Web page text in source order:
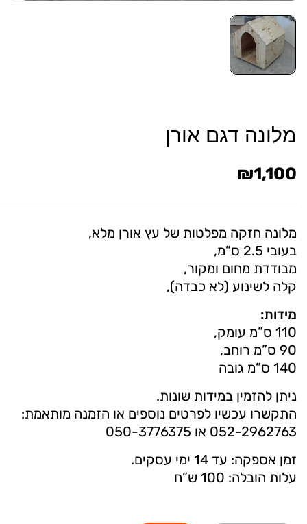
מלונה דגם אורן
₪1,100
מלונה חזקה מפלטות של עץ אורן מלא,
בעובי 2.5 ס”מ,
מבודדת מחום ומקור,
קלה לשינוע (לא כבדה),
מידות:
110 ס”מ עומק,
90 ס”מ רוחב,
140 ס”מ גובה
ניתן להזמין במידות שונות.
התקשרו עכשיו לפרטים נוספים או הזמנה מותאמת:
052-2962763 או 050-3776375
זמן אספקה: עד 14 ימי עסקים.
עלות הובלה: 100 ש”ח